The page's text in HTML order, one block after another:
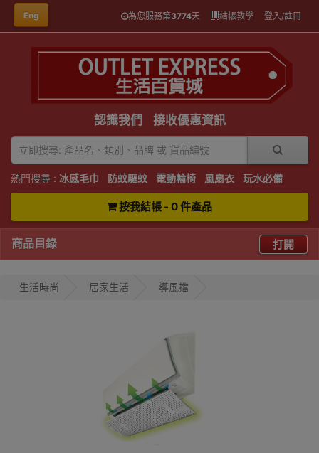
Eng 為您服務第3774天 結帳教學 登入/註冊
認識我們 接收優惠資訊
熱門搜尋 : 冰感毛巾 防蚊驅蚊 電動輪椅 風扇衣 玩水必備
按我結帳 - 0 件產品
商品目錄 打開
生活時尚 居家生活 導風擋